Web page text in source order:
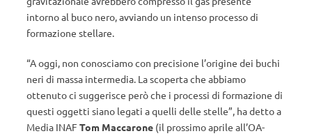
intorno al buco nero, avviando un intenso processo di
formazione stellare.
“A oggi, non conosciamo con precisione l’origine dei buchi
neri di massa intermedia. La scoperta che abbiamo
ottenuto ci suggerisce però che i processi di formazione di
questi oggetti siano legati a quelli delle stelle”, ha detto a
Media INAF Tom Maccarone (il prossimo aprile all’OA-